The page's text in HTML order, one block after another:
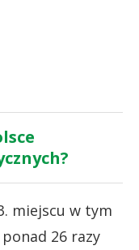
miejscu w tym
26 razy